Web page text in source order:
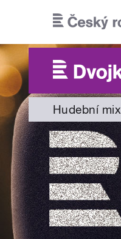
Hudební mix